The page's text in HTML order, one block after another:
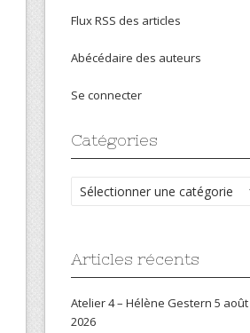
Flux RSS des articles
Abécédaire des auteurs
Se connecter
Catégories
Catégories
Articles récents
Atelier 4 – Hélène Gestern 5 août
2026